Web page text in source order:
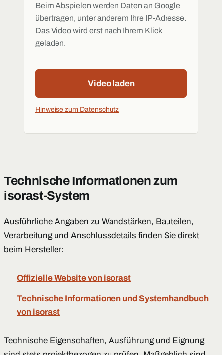
Beim Abspielen werden Daten an Google
übertragen, unter anderem Ihre IP-Adresse.
Das Video wird erst nach Ihrem Klick
geladen.
Video laden
Hinweise zum Datenschutz
Technische Informationen zum
isorast-System
Ausführliche Angaben zu Wandstärken, Bauteilen,
Verarbeitung und Anschlussdetails finden Sie direkt
beim Hersteller:
Offizielle Website von isorast
Technische Informationen und Systemhandbuch
von isorast
Technische Eigenschaften, Ausführung und Eignung